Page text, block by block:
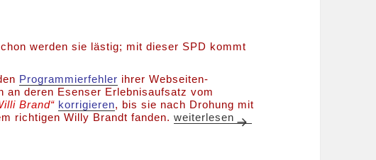
werden sie lästig; mit dieser SPD kommt
Programmierfehler ihrer Webseiten-
an deren Esenser Erlebnisaufsatz vom
Brand“ korrigieren, bis sie nach Drohung mit
richtigen Willy Brandt fanden.Johanne Modder featuring Karl
weiterlesen